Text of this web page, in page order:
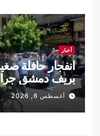
أخبار
انفجار حافلة
بريف دمشق
أغسطس 6, 2026